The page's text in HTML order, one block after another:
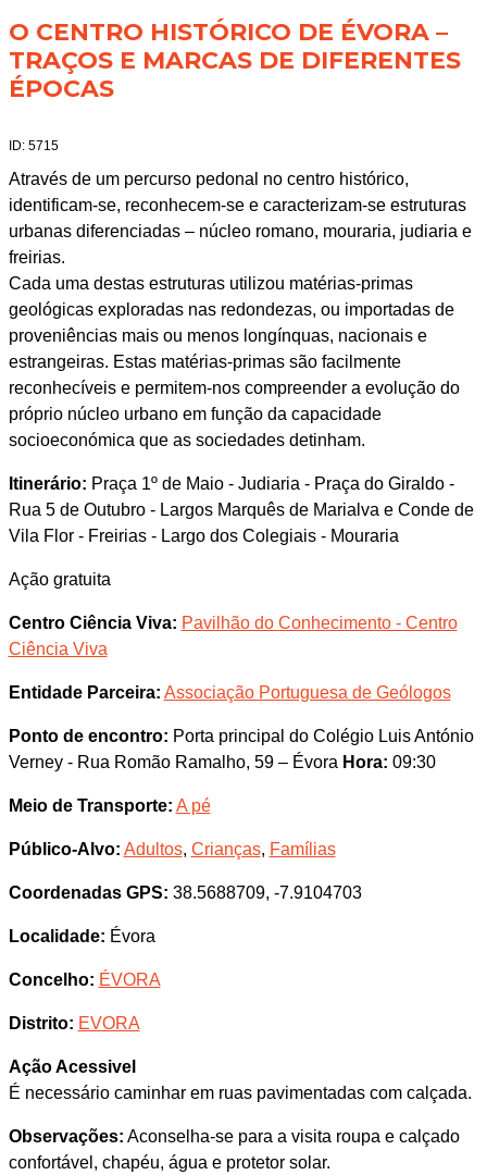
O CENTRO HISTÓRICO DE ÉVORA –
TRAÇOS E MARCAS DE DIFERENTES
ÉPOCAS
ID: 5715
Através de um percurso pedonal no centro histórico,
identificam-se, reconhecem-se e caracterizam-se estruturas
urbanas diferenciadas – núcleo romano, mouraria, judiaria e
freirias.
Cada uma destas estruturas utilizou matérias-primas
geológicas exploradas nas redondezas, ou importadas de
proveniências mais ou menos longínquas, nacionais e
estrangeiras. Estas matérias-primas são facilmente
reconhecíveis e permitem-nos compreender a evolução do
próprio núcleo urbano em função da capacidade
socioeconómica que as sociedades detinham.
Itinerário: Praça 1º de Maio - Judiaria - Praça do Giraldo -
Rua 5 de Outubro - Largos Marquês de Marialva e Conde de
Vila Flor - Freirias - Largo dos Colegiais - Mouraria
Ação gratuita
Centro Ciência Viva: Pavilhão do Conhecimento - Centro
Ciência Viva
Entidade Parceira: Associação Portuguesa de Geólogos
Ponto de encontro: Porta principal do Colégio Luis António
Verney - Rua Romão Ramalho, 59 – Évora Hora: 09:30
Meio de Transporte: A pé
Público-Alvo: Adultos, Crianças, Famílias
Coordenadas GPS: 38.5688709, -7.9104703
Localidade: Évora
Concelho: ÉVORA
Distrito: EVORA
Ação Acessivel
É necessário caminhar em ruas pavimentadas com calçada.
Observações: Aconselha-se para a visita roupa e calçado
confortável, chapéu, água e protetor solar.